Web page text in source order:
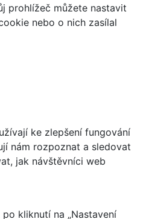
prohlížeč můžete nastavit
nebo o nich zasílal
ke zlepšení fungování
nám rozpoznat a sledovat
jak návštěvníci web
kliknutí na „Nastavení